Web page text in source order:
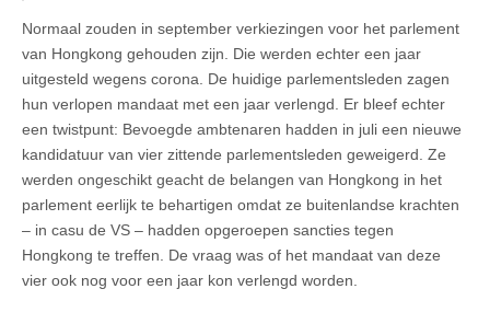
Normaal zouden in september verkiezingen voor het parlement
van Hongkong gehouden zijn. Die werden echter een jaar
uitgesteld wegens corona. De huidige parlementsleden zagen
hun verlopen mandaat met een jaar verlengd. Er bleef echter
een twistpunt: Bevoegde ambtenaren hadden in juli een nieuwe
kandidatuur van vier zittende parlementsleden geweigerd. Ze
werden ongeschikt geacht de belangen van Hongkong in het
parlement eerlijk te behartigen omdat ze buitenlandse krachten
– in casu de VS – hadden opgeroepen sancties tegen
Hongkong te treffen. De vraag was of het mandaat van deze
vier ook nog voor een jaar kon verlengd worden.